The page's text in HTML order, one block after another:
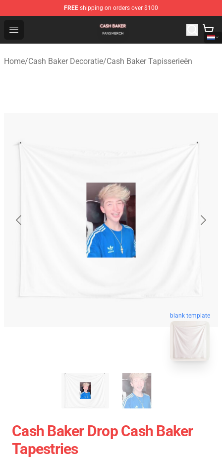
FREE shipping on orders over $100
Open menu
Cash Baker Shop - Official Cash Baker Merchandise
Home/Cash Baker Decoratie/Cash Baker Tapisserieën
blank template
Cash Baker Drop Cash Baker
Tapestries